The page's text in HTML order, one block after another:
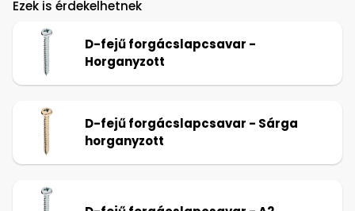
Ezek is érdekelhetnek
D-fejű forgácslapcsavar -
Horganyzott
D-fejű forgácslapcsavar - Sárga
horganyzott